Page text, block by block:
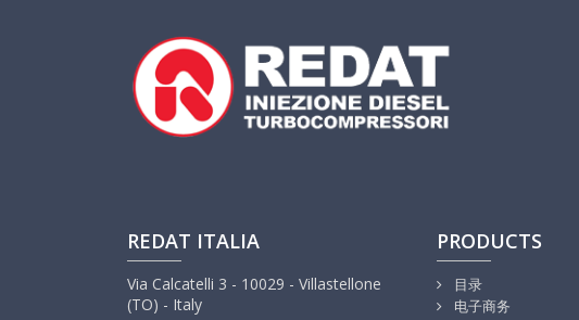
REDAT ITALIA
Via Calcatelli 3 - 10029 - Villastellone
(TO) - Italy
PRODUCTS
目录
电子商务